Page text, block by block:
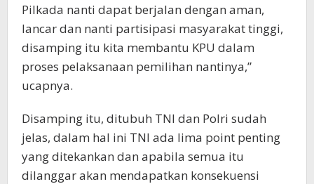
Pilkada nanti dapat berjalan dengan aman,
lancar dan nanti partisipasi masyarakat tinggi,
disamping itu kita membantu KPU dalam
proses pelaksanaan pemilihan nantinya,”
ucapnya.
Disamping itu, ditubuh TNI dan Polri sudah
jelas, dalam hal ini TNI ada lima point penting
yang ditekankan dan apabila semua itu
dilanggar akan mendapatkan konsekuensi